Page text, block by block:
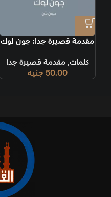
مقدمة قصيرة جدا: جون لوك
كلمات,مقدمة قصيرة جدا
50.00 جنيه